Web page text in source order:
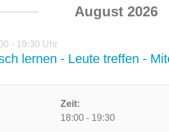
August 2026
- 19:30 Uhr
lernen - Leute treffen -
Zeit:
18:00 - 19:30